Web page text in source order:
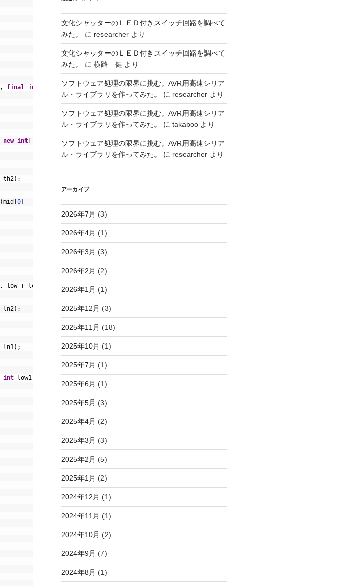
, final int , final int low1, final int high1, final int [
new int th2 / threads + low0, ln1 * th2 / threads + low1
th2) ;
(mid 0 -
, low + len ln2 - 1) ;
ln2) ;
ln1) ;
int low1
文化シャッターのＬＥＤ付きスイッチ回路を調べて
みた。
に researcherより
文化シャッターのＬＥＤ付きスイッチ回路を調べて
みた。
に 横路 健 より
ソフトウェア処理の限界に挑む。AVR用高速シリア
ル・ライブラリを作ってみた。
に researcherより
ソフトウェア処理の限界に挑む。AVR用高速シリア
ル・ライブラリを作ってみた。
に takabooより
ソフトウェア処理の限界に挑む。AVR用高速シリア
ル・ライブラリを作ってみた。
に researcherより
アーカイブ
2026年7月 (3)
2026年4月 (1)
2026年3月 (3)
2026年2月 (2)
2026年1月 (1)
2025年12月 (3)
2025年11月 (18)
2025年10月 (1)
2025年7月 (1)
2025年6月 (1)
2025年5月 (3)
2025年4月 (2)
2025年3月 (3)
2025年2月 (5)
2025年1月 (2)
2024年12月 (1)
2024年11月 (1)
2024年10月 (2)
2024年9月 (7)
2024年8月 (1)